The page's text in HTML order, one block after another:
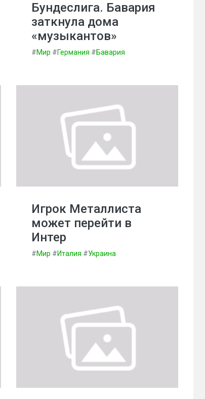
Бундеслига. Бавария
заткнула дома
«музыкантов»
#Мир #Германия #Бавария
Игрок Металлиста
может перейти в
Интер
#Мир #Италия #Украина